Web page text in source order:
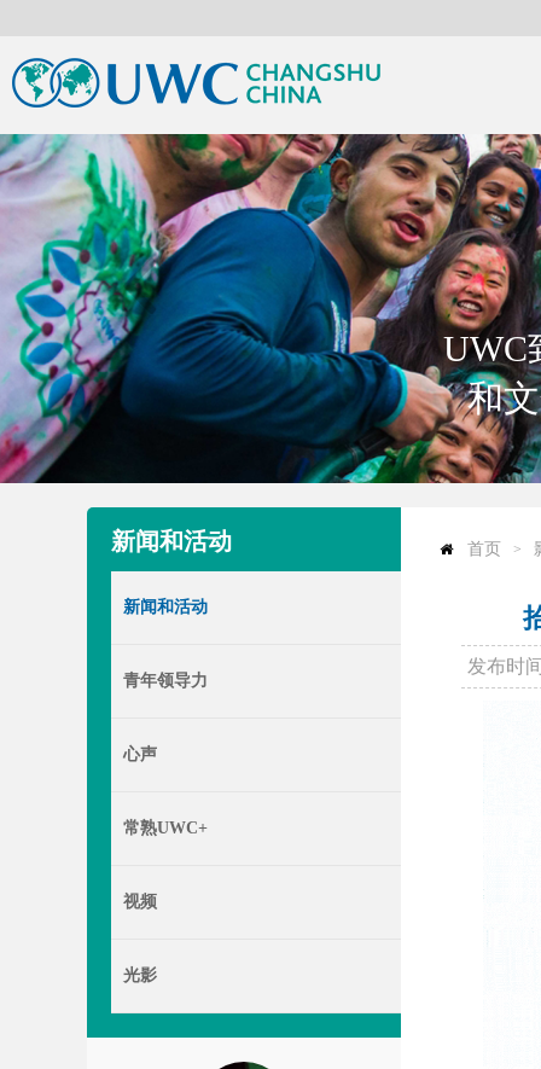
UWC
和
新闻和活动
新闻和活动
青年领导力
心声
常熟UWC+
视频
光影
首页 >
发布时